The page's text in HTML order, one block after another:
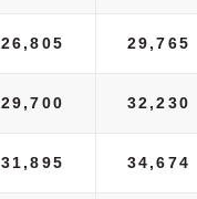
26,805 29,765
29,700 32,230
31,895 34,674